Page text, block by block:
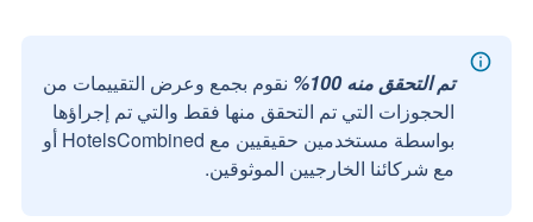
تم التحقق منه 100%
نقوم بجمع وعرض التقييمات من
الحجوزات التي تم التحقق منها فقط والتي تم إجراؤها
بواسطة مستخدمين حقيقيين مع HotelsCombined أو
مع شركائنا الخارجيين الموثوقين.